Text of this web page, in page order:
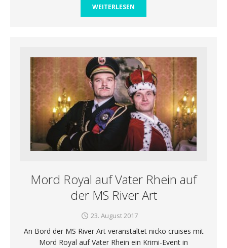
WEITERLESEN
Mord Royal auf Vater Rhein auf
der MS River Art
23. August 2017
An Bord der MS River Art veranstaltet nicko cruises mit
Mord Royal auf Vater Rhein ein Krimi-Event in